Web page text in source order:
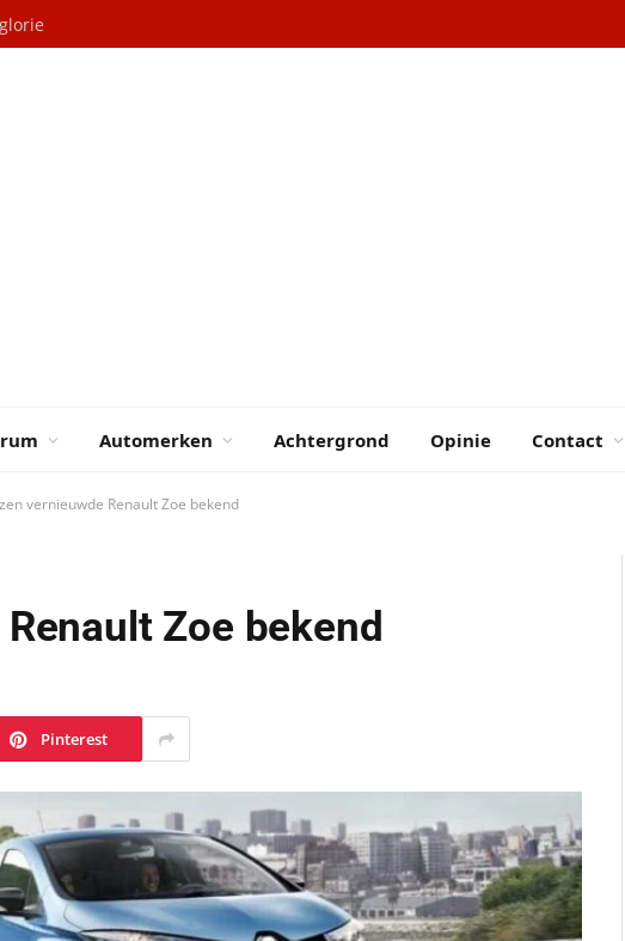
Automerken Achtergrond Opinie Contact
vernieuwde Renault Zoe bekend
Zoe bekend
Pinterest